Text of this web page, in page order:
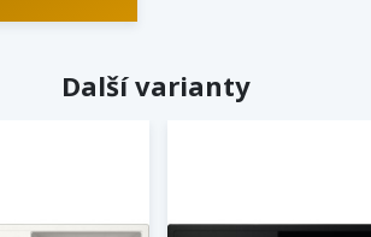
Další varianty